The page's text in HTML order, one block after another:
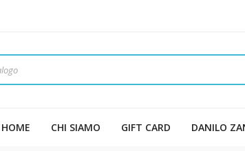
HOME CHI SIAMO GIFT CARD DANILO